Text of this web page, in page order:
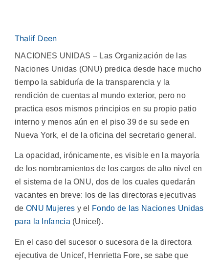
Thalif Deen
NACIONES UNIDAS – Las Organización de las
Naciones Unidas (ONU) predica desde hace mucho
tiempo la sabiduría de la transparencia y la
rendición de cuentas al mundo exterior, pero no
practica esos mismos principios en su propio patio
interno y menos aún en el piso 39 de su sede en
Nueva York, el de la oficina del secretario general.
La opacidad, irónicamente, es visible en la mayoría
de los nombramientos de los cargos de alto nivel en
el sistema de la ONU, dos de los cuales quedarán
vacantes en breve: los de las directoras ejecutivas
de ONU Mujeres y el
Fondo de las Naciones Unidas
para la Infancia(Unicef).
En el caso del sucesor o sucesora de la directora
ejecutiva de Unicef, Henrietta Fore, se sabe que